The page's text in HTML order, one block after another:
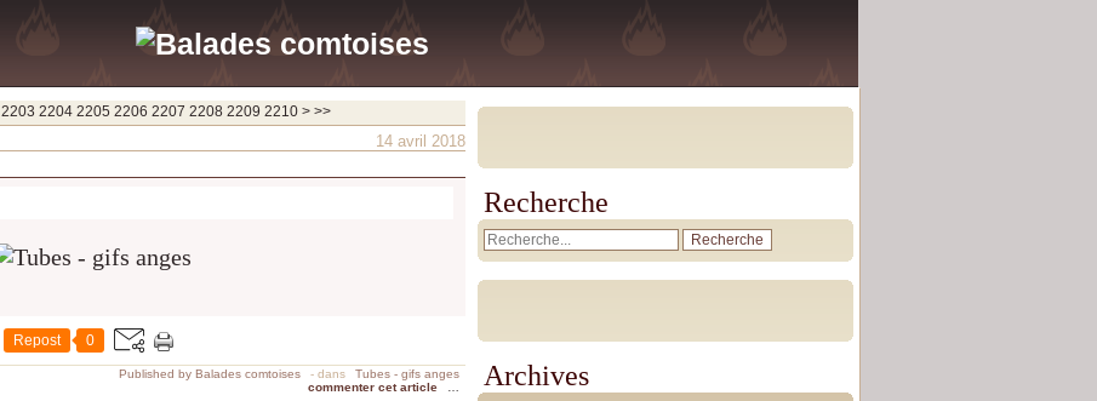
2203 2204 2205 2206 2207 2208 2209 2210 2220
2230
2240
2250
2260
2270
2280
2290
2300
2400
2500
2600
2700
2800
2900
3000
3100
3200
3300
3400
3500
3600
3700
> >>
14 avril 2018
Repost 0
Published by Balades comtoises - dans
Tubes - gifs anges
commenter cet article
Recherche
Archives